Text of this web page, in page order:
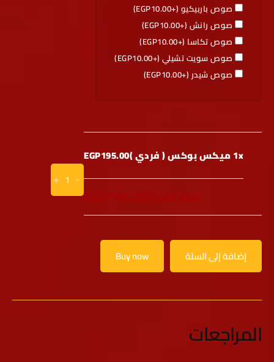
صوص باربيكيو (+
EGP10.00
)
صوص رانش (+
EGP10.00
)
صوص تكاسا (+
EGP10.00
)
صوص سويت تشيلي (+
EGP10.00
)
صوص شيدر (+
EGP10.00
)
1x ميكس بوكس ( فردي ) EGP195.00
-
+
إضافة إلى السلة Buy now
المراجعات